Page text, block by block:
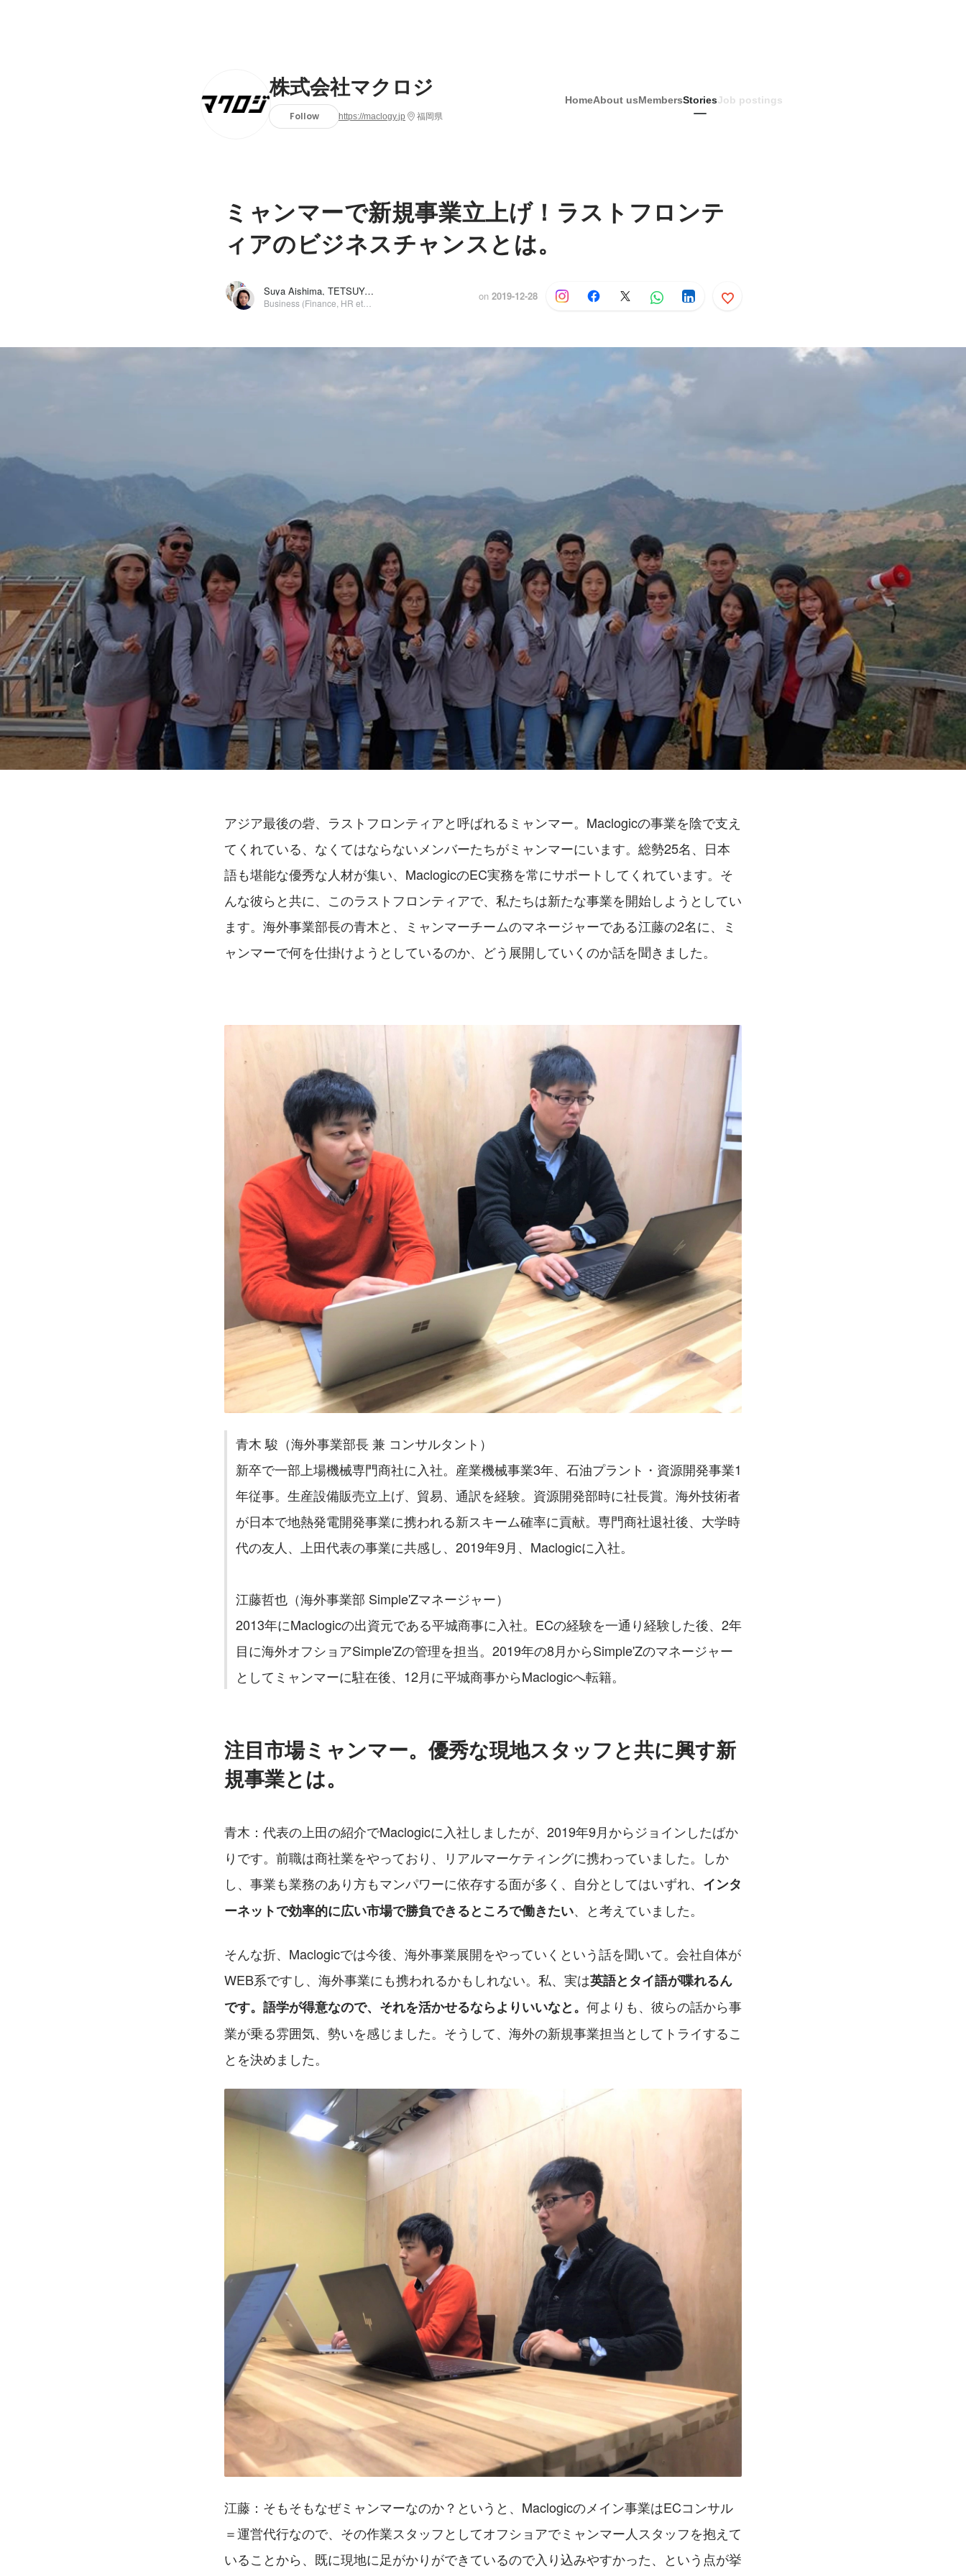
株式会社マクロジ
Follow https://maclogy.jp 福岡県
HomeAbout usMembersStoriesJob postings
ミャンマーで新規事業立上げ！ラストフロンテ
ィアのビジネスチャンスとは。
Suya Aishima, TETSUYA ETO on 2019-12-28
アジア最後の砦、ラストフロンティアと呼ばれるミャンマー。Maclogicの事業を陰で支え
てくれている、なくてはならないメンバーたちがミャンマーにいます。総勢25名、日本
語も堪能な優秀な人材が集い、MaclogicのEC実務を常にサポートしてくれています。そ
んな彼らと共に、このラストフロンティアで、私たちは新たな事業を開始しようとしてい
ます。海外事業部長の青木と、ミャンマーチームのマネージャーである江藤の2名に、ミ
ャンマーで何を仕掛けようとしているのか、どう展開していくのか話を聞きました。
青木 駿（海外事業部長 兼 コンサルタント）
新卒で一部上場機械専門商社に入社。産業機械事業3年、石油プラント・資源開発事業1
年従事。生産設備販売立上げ、貿易、通訳を経験。資源開発部時に社長賞。海外技術者
が日本で地熱発電開発事業に携われる新スキーム確率に貢献。専門商社退社後、大学時
代の友人、上田代表の事業に共感し、2019年9月、Maclogicに入社。
江藤哲也（海外事業部 Simple'Zマネージャー）
2013年にMaclogicの出資元である平城商事に入社。ECの経験を一通り経験した後、2年
目に海外オフショアSimple'Zの管理を担当。2019年の8月からSimple'Zのマネージャー
としてミャンマーに駐在後、12月に平城商事からMaclogicへ転籍。
注目市場ミャンマー。優秀な現地スタッフと共に興す新
規事業とは。
青木：代表の上田の紹介でMaclogicに入社しましたが、2019年9月からジョインしたばか
りです。前職は商社業をやっており、リアルマーケティングに携わっていました。しか
し、事業も業務のあり方もマンパワーに依存する面が多く、自分としてはいずれ、 インタ
ーネットで効率的に広い市場で勝負できるところで働きたい、と考えていました。
そんな折、Maclogicでは今後、海外事業展開をやっていくという話を聞いて。会社自体が
WEB系ですし、海外事業にも携われるかもしれない。私、実は英語とタイ語が喋れるん
です。語学が得意なので、それを活かせるならよりいいなと。 何よりも、彼らの話から事
業が乗る雰囲気、勢いを感じました。そうして、海外の新規事業担当としてトライするこ
とを決めました。
江藤：そもそもなぜミャンマーなのか？というと、Maclogicのメイン事業はECコンサル
＝運営代行なので、その作業スタッフとしてオフショアでミャンマー人スタッフを抱えて
いることから、既に現地に足がかりができているので入り込みやすかった、という点が挙
Suya Aishima
株式会社マクロジ / Business (Finance, HR etc.)